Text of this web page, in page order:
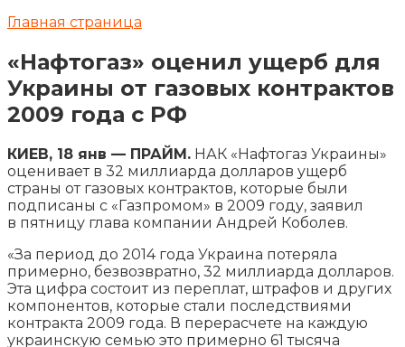
Главная страница
«Нафтогаз» оценил ущерб для
Украины от газовых контрактов
2009 года с РФ
КИЕВ, 18 янв — ПРАЙМ. НАК «Нафтогаз Украины»
оценивает в 32 миллиарда долларов ущерб
страны от газовых контрактов, которые были
подписаны с «Газпромом» в 2009 году, заявил
в пятницу глава компании Андрей Коболев.
«За период до 2014 года Украина потеряла
примерно, безвозвратно, 32 миллиарда долларов.
Эта цифра состоит из переплат, штрафов и других
компонентов, которые стали последствиями
контракта 2009 года. В перерасчете на каждую
украинскую семью это примерно 61 тысяча